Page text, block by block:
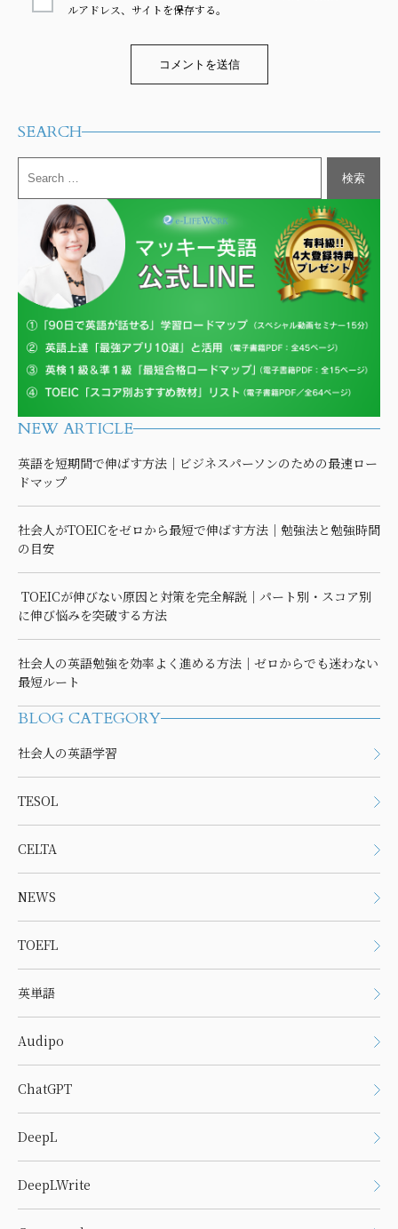
ルアドレス、サイトを保存する。
SEARCH
NEW ARTICLE
英語を短期間で伸ばす方法｜ビジネスパーソンのための最速ロー
ドマップ
社会人がTOEICをゼロから最短で伸ばす方法｜勉強法と勉強時間
の目安
TOEICが伸びない原因と対策を完全解説｜パート別・スコア別
に伸び悩みを突破する方法
社会人の英語勉強を効率よく進める方法｜ゼロからでも迷わない
最短ルート
BLOG CATEGORY
社会人の英語学習
TESOL
CELTA
NEWS
TOEFL
英単語
Audipo
ChatGPT
DeepL
DeepLWrite